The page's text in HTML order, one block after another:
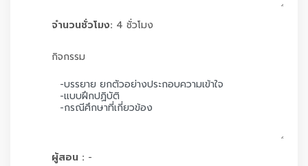
จำนวนชั่วโมง: 4 ชั่วโมง
กิจกรรม
ผู้สอน : -